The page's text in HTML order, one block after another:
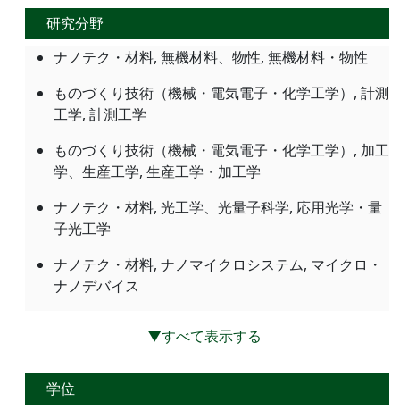
研究分野
ナノテク・材料, 無機材料、物性, 無機材料・物性
ものづくり技術（機械・電気電子・化学工学）, 計測
工学, 計測工学
ものづくり技術（機械・電気電子・化学工学）, 加工
学、生産工学, 生産工学・加工学
ナノテク・材料, 光工学、光量子科学, 応用光学・量
子光工学
ナノテク・材料, ナノマイクロシステム, マイクロ・
ナノデバイス
▼すべて表示する
学位